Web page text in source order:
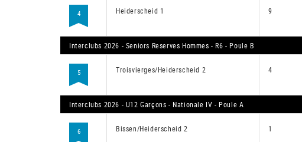
4 Heiderscheid 1 9
Interclubs 2026 - Seniors Reserves Hommes - R6 - Poule B
5 Troisvierges/Heiderscheid 2 4
Interclubs 2026 - U12 Garçons - Nationale IV - Poule A
6 Bissen/Heiderscheid 2 1